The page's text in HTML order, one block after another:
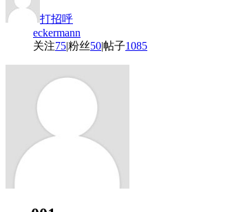
打招呼
eckermann
关注75|粉丝50|帖子1085